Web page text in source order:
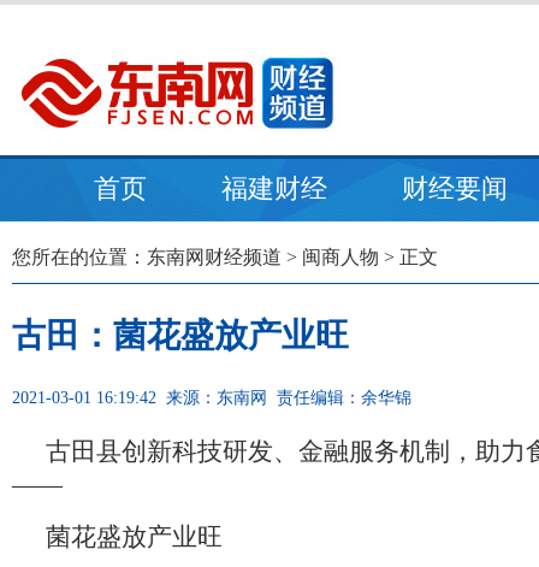
首页 福建财经 财经要闻
您所在的位置： 东南网财经频道 > 闽商人物 > 正文
古田：菌花盛放产业旺
2021-03-01 16:19:42 来源：东南网 责任编辑：余华锦
古田县创新科技研发、金融服务机制，助力
——
菌花盛放产业旺